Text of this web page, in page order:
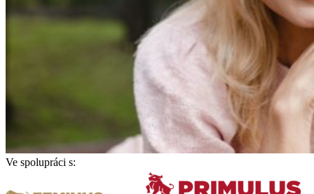
Ve spolupráci s: